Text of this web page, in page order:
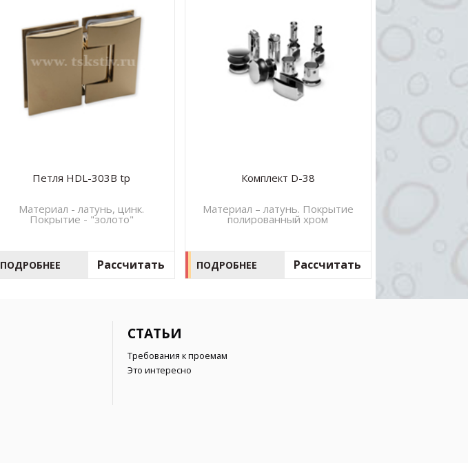
Петля HDL-303B tp
Материал - латунь, цинк.
Покрытие - "золото"
ПОДРОБНЕЕ Рассчитать
Комплект D-38
Материал – латунь. Покрытие
полированный хром
ПОДРОБНЕЕ Рассчитать
СТАТЬИ
Требования к проемам
Это интересно